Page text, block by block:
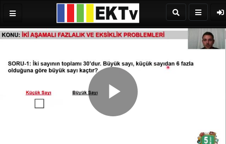
Play